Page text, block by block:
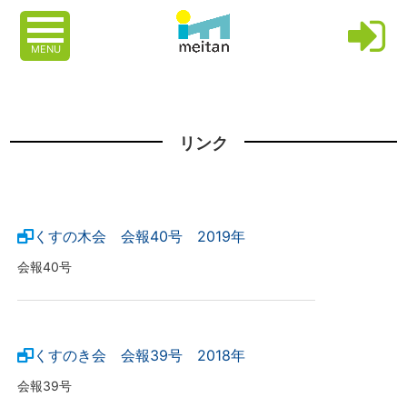
MENU
リンク
くすの木会 会報40号 2019年
会報40号
くすのき会 会報39号 2018年
会報39号